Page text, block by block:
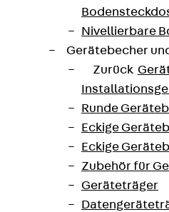
Nivellierbare
Gerätebecher
Zurück
Runde
Eckige
Eckige
Zubehör für
Geräteträger